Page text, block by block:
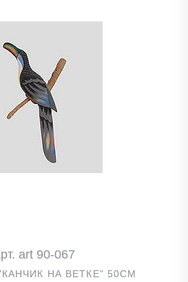
art 90-067
НА ВЕТКЕ" 50СМ